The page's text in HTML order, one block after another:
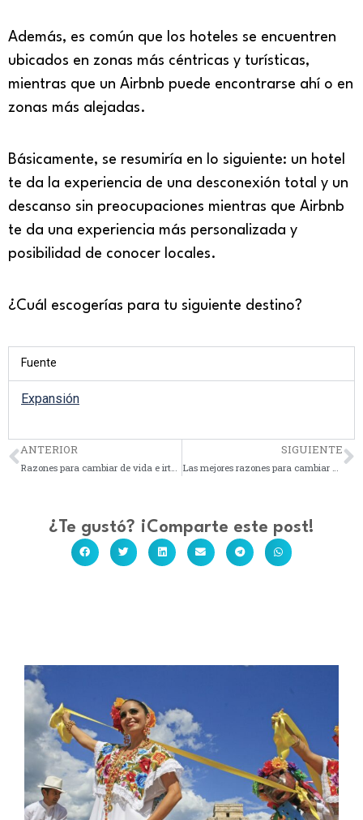
Además, es común que los hoteles se encuentren
ubicados en zonas más céntricas y turísticas,
mientras que un Airbnb puede encontrarse ahí o en
zonas más alejadas.
Básicamente, se resumiría en lo siguiente: un hotel
te da la experiencia de una desconexión total y un
descanso sin preocupaciones mientras que Airbnb
te da una experiencia más personalizada y
posibilidad de conocer locales.
¿Cuál escogerías para tu siguiente destino?
Fuente
Expansión
Previo
ANTERIOR SIGUIENTE
¿Te gustó? ¡Comparte este post!